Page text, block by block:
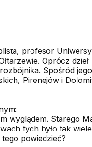
profesor
Oprócz
Spośród
Pirenejów i
wyglądem. Starego
tych było tak
powiedzieć?